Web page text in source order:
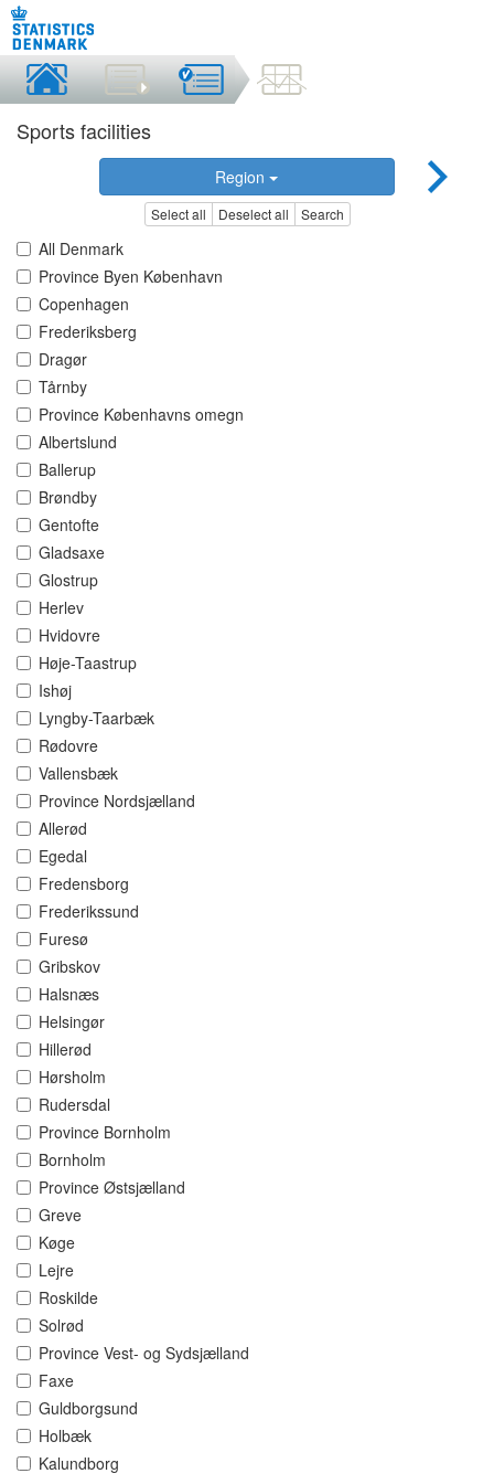
Sports facilities
Region
Select all Deselect all Search
All Denmark
Province Byen København
Copenhagen
Frederiksberg
Dragør
Tårnby
Province Københavns omegn
Albertslund
Ballerup
Brøndby
Gentofte
Gladsaxe
Glostrup
Herlev
Hvidovre
Høje-Taastrup
Ishøj
Lyngby-Taarbæk
Rødovre
Vallensbæk
Province Nordsjælland
Allerød
Egedal
Fredensborg
Frederikssund
Furesø
Gribskov
Halsnæs
Helsingør
Hillerød
Hørsholm
Rudersdal
Province Bornholm
Bornholm
Province Østsjælland
Greve
Køge
Lejre
Roskilde
Solrød
Province Vest- og Sydsjælland
Faxe
Guldborgsund
Holbæk
Kalundborg